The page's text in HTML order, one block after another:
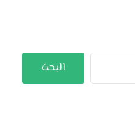
البحث